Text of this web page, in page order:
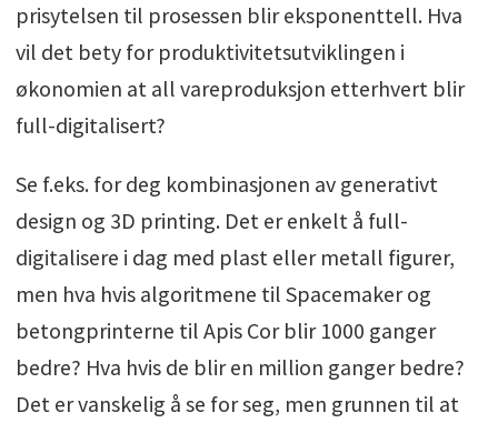
prisytelsen til prosessen blir eksponenttell. Hva
vil det bety for produktivitetsutviklingen i
økonomien at all vareproduksjon etterhvert blir
full-digitalisert?
Se f.eks. for deg kombinasjonen av generativt
design og 3D printing. Det er enkelt å full-
digitalisere i dag med plast eller metall figurer,
men hva hvis algoritmene til Spacemaker og
betongprinterne til Apis Cor blir 1000 ganger
bedre? Hva hvis de blir en million ganger bedre?
Det er vanskelig å se for seg, men grunnen til at